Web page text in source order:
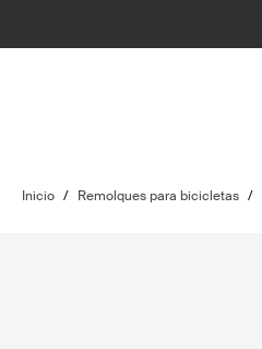
Inicio / Remolques para bicicletas /